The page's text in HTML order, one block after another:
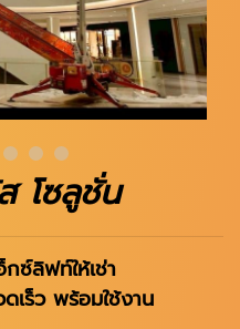
โซลูชั่น
ซ์ลิฟท์ให้เช่า
เร็ว พร้อมใช้งาน